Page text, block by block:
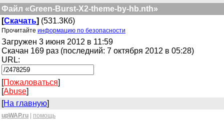
Файл «Green-Burst-X2-theme-by-hb.nth»
[Скачать] (531.3Кб)
Прочитайте информацию по безопасности
Загружен 3 июня 2012 в 11:59
Скачан 169 раз (последний: 7 октября 2012 в 05:28)
URL:
[Пожаловаться]
[Abuse]
[На главную]
upWAP.ru помощь